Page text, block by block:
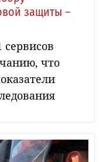
защиты –
сервисов
что